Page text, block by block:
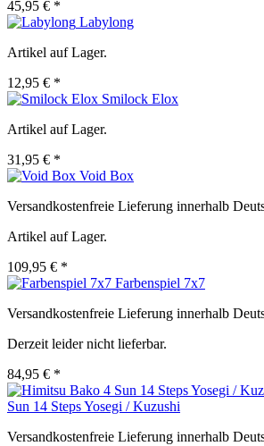
45,95 € *
Labylong
Artikel auf Lager.
12,95 € *
Smilock Elox
Artikel auf Lager.
31,95 € *
Void Box
Versandkostenfreie Lieferung innerhalb
Artikel auf Lager.
109,95 € *
Farbenspiel 7x7
Versandkostenfreie Lieferung innerhalb
Derzeit leider nicht lieferbar.
84,95 € *
Sun 14 Steps Yosegi / Kuzushi
Versandkostenfreie Lieferung innerhalb